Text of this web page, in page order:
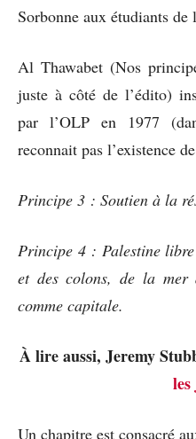
Sorbonne aux étudiants de
Al Thawabet (Nos
juste à côté de l’édito)
par l’OLP en 1977
reconnait pas l’existence
Principe 3 : Soutien à la
Principe 4 : Palestine
et des colons, de la mer
comme capitale.
À lire aussi, Jeremy
Un chapitre est consacré